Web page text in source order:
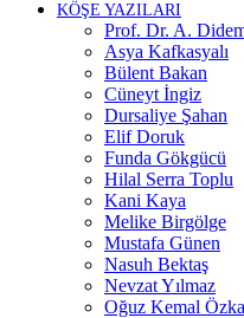
KÖŞE YAZILARI
Prof. Dr. A.
Asya Kafkasyalı
Bülent Bakan
Cüneyt İngiz
Dursaliye Şahan
Elif Doruk
Funda Gökgücü
Hilal Serra Toplu
Kani Kaya
Melike Birgölge
Mustafa Günen
Nasuh Bektaş
Nevzat Yılmaz
Oğuz Kemal